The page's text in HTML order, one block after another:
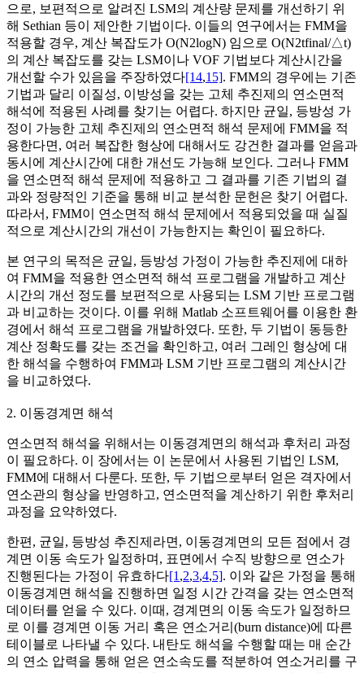
으로, 보편적으로 알려진 LSM의 계산량 문제를 개선하기 위
해 Sethian 등이 제안한 기법이다. 이들의 연구에서는 FMM을
적용할 경우, 계산 복잡도가 O(N2logN) 임으로 O(N2tfinal/△t)
의 계산 복잡도를 갖는 LSM이나 VOF 기법보다 계산시간을
개선할 수가 있음을 주장하였다[14,15]. FMM의 경우에는 기존
기법과 달리 이질성, 이방성을 갖는 고체 추진제의 연소면적
해석에 적용된 사례를 찾기는 어렵다. 하지만 균일, 등방성 가
정이 가능한 고체 추진제의 연소면적 해석 문제에 FMM을 적
용한다면, 여러 복잡한 형상에 대해서도 강건한 결과를 얻음과
동시에 계산시간에 대한 개선도 가능해 보인다. 그러나 FMM
을 연소면적 해석 문제에 적용하고 그 결과를 기존 기법의 결
과와 정량적인 기준을 통해 비교 분석한 문헌은 찾기 어렵다.
따라서, FMM이 연소면적 해석 문제에서 적용되었을 때 실질
적으로 계산시간의 개선이 가능한지는 확인이 필요하다.
본 연구의 목적은 균일, 등방성 가정이 가능한 추진제에 대하
여 FMM을 적용한 연소면적 해석 프로그램을 개발하고 계산
시간의 개선 정도를 보편적으로 사용되는 LSM 기반 프로그램
과 비교하는 것이다. 이를 위해 Matlab 소프트웨어를 이용한 환
경에서 해석 프로그램을 개발하였다. 또한, 두 기법이 동등한
계산 정확도를 갖는 조건을 확인하고, 여러 그레인 형상에 대
한 해석을 수행하여 FMM과 LSM 기반 프로그램의 계산시간
을 비교하였다.
2. 이동경계면 해석
연소면적 해석을 위해서는 이동경계면의 해석과 후처리 과정
이 필요하다. 이 장에서는 이 논문에서 사용된 기법인 LSM,
FMM에 대해서 다룬다. 또한, 두 기법으로부터 얻은 격자에서
연소관의 형상을 반영하고, 연소면적을 계산하기 위한 후처리
과정을 요약하였다.
한편, 균일, 등방성 추진제라면, 이동경계면의 모든 점에서 경
계면 이동 속도가 일정하며, 표면에서 수직 방향으로 연소가
진행된다는 가정이 유효하다[1 ,2,3,4,5]. 이와 같은 가정을 통해
이동경계면 해석을 진행하면 일정 시간 간격을 갖는 연소면적
데이터를 얻을 수 있다. 이때, 경계면의 이동 속도가 일정하므
로 이를 경계면 이동 거리 혹은 연소거리(burn distance)에 따른
테이블로 나타낼 수 있다. 내탄도 해석을 수행할 때는 매 순간
의 연소 압력을 통해 얻은 연소속도를 적분하여 연소거리를 구